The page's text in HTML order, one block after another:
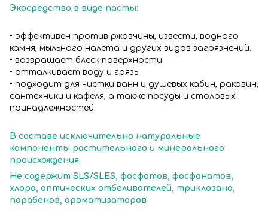
Экосредство в виде пасты:
• эффективен против ржавчины, извести, водного
камня, мыльного налета и других видов загрязнений.
• возвращает блеск поверхности
• отталкивает воду и грязь
• подходит для чистки ванн и душевых кабин, раковин,
сантехники и кафеля, а также посуды и столовых
принадлежностей
В составе исключительно натуральные
компоненты растительного и минерального
происхождения.
Не содержит SLS/SLES, фосфатов, фосфонатов,
хлора, оптических отбеливателей, триклозана,
парабенов, ароматизаторов